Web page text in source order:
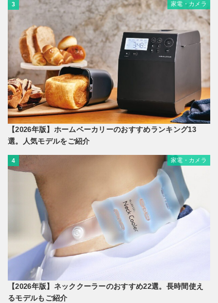
3 家電・カメラ
【2026年版】ホームベーカリーのおすすめランキング13
選。人気モデルをご紹介
4 家電・カメラ
【2026年版】ネッククーラーのおすすめ22選。長時間使え
るモデルもご紹介